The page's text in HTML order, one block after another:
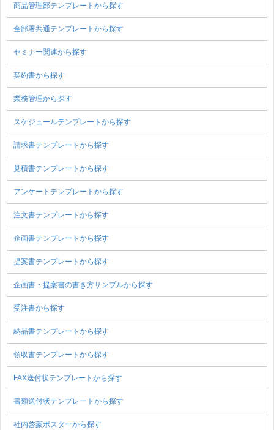
商品管理部テンプレートから探す
全部署共通テンプレートから探す
セミナー関連から探す
契約書から探す
業務管理から探す
スケジュールテンプレートから探す
請求書テンプレートから探す
見積書テンプレートから探す
アンケートテンプレートから探す
注文書テンプレートから探す
企画書テンプレートから探す
提案書テンプレートから探す
企画書・提案書の書き方サンプルから探す
受注書から探す
納品書テンプレートから探す
領収書テンプレートから探す
FAX送付状テンプレートから探す
書類送付状テンプレートから探す
社内啓蒙ポスターから探す